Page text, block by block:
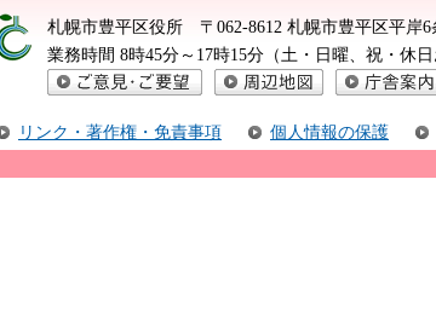
札幌市豊平区役所 〒062-8612 札幌市豊平区平岸6
業務時間 8時45分～17時15分（土・日曜、祝・休
ご意見・ご要望
周辺地図 庁舎案内・
リンク・著作権・免責事項 個人情報の保護